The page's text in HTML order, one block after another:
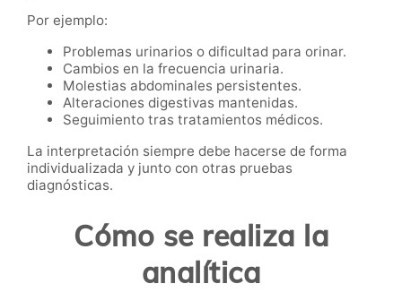
Por ejemplo:
Problemas urinarios o dificultad para orinar.
Cambios en la frecuencia urinaria.
Molestias abdominales persistentes.
Alteraciones digestivas mantenidas.
Seguimiento tras tratamientos médicos.
La interpretación siempre debe hacerse de forma
individualizada y junto con otras pruebas
diagnósticas.
Cómo se realiza la
analítica